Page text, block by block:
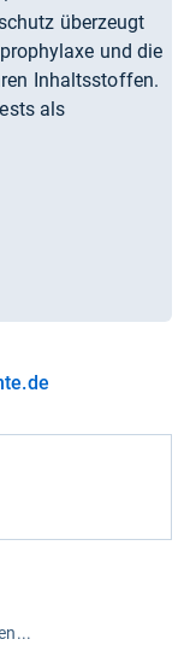
überzeugt
und die
Inhaltsstoffen.
als